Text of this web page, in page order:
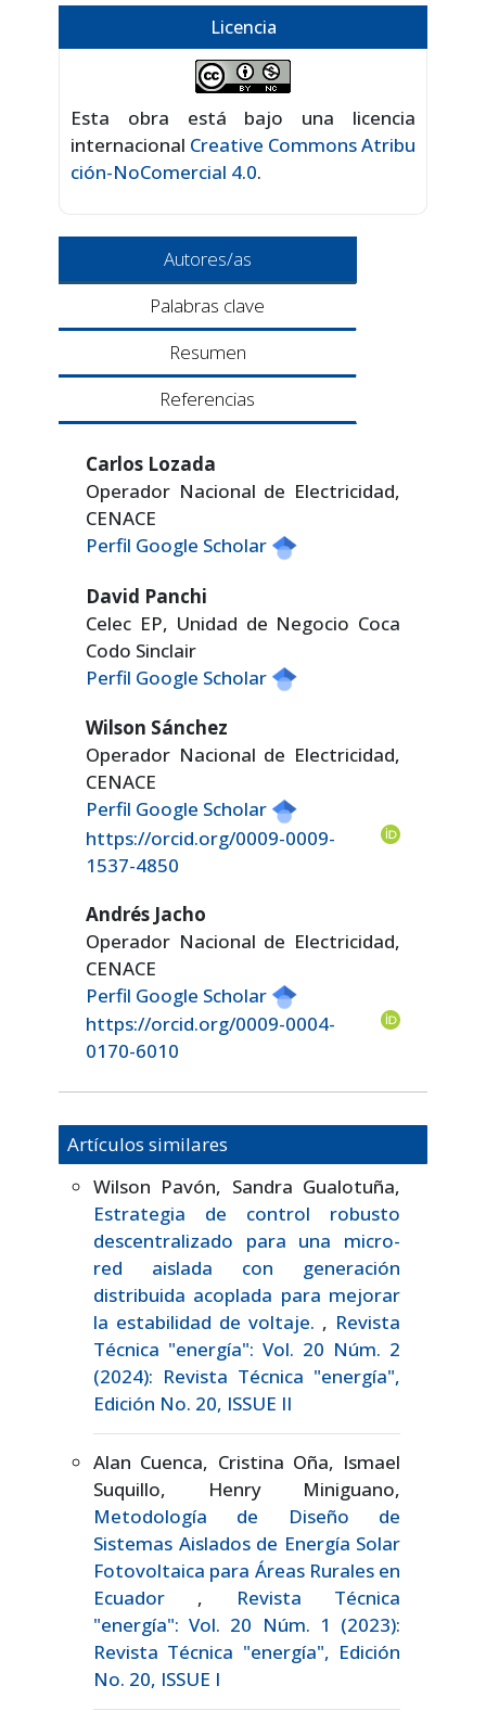
Licencia
Esta obra está bajo una licencia
internacional Creative Commons Atribu
ción-NoComercial 4.0.
Autores/as
Palabras clave
Resumen
Referencias
Carlos Lozada
Operador Nacional de Electricidad,
CENACE
Perfil Google Scholar
David Panchi
Celec EP, Unidad de Negocio Coca
Codo Sinclair
Perfil Google Scholar
Wilson Sánchez
Operador Nacional de Electricidad,
CENACE
Perfil Google Scholar
https://orcid.org/0009-0009-
1537-4850
Andrés Jacho
Operador Nacional de Electricidad,
CENACE
Perfil Google Scholar
https://orcid.org/0009-0004-
0170-6010
Artículos similares
Wilson Pavón, Sandra Gualotuña,
Estrategia de control robusto
descentralizado para una micro-
red aislada con generación
distribuida acoplada para mejorar
la estabilidad de voltaje. , Revista
Técnica "energía": Vol. 20 Núm. 2
(2024): Revista Técnica "energía",
Edición No. 20, ISSUE II
Alan Cuenca, Cristina Oña, Ismael
Suquillo, Henry Miniguano,
Metodología de Diseño de
Sistemas Aislados de Energía Solar
Fotovoltaica para Áreas Rurales en
Ecuador ,
Revista Técnica
"energía": Vol. 20 Núm. 1 (2023):
Revista Técnica "energía", Edición
No. 20, ISSUE I